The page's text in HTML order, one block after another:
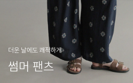
더운 날에도 쾌적하게
썸머 팬츠